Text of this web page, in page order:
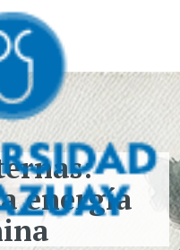
energía